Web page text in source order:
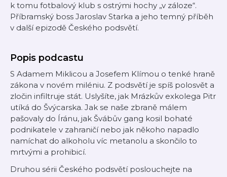
k tomu fotbalový klub s ostrými hochy „v záloze“.
Příbramský boss Jaroslav Starka a jeho temný příběh
v další epizodě Českého podsvětí.
Popis podcastu
S Adamem Miklicou a Josefem Klímou o tenké hraně
zákona v novém miléniu. Z podsvětí je spíš polosvět a
zločin infiltruje stát. Uslyšíte, jak Mrázkův exkolega Pitr
utíká do Švýcarska. Jak se naše zbraně málem
pašovaly do Íránu, jak Švábův gang kosil bohaté
podnikatele v zahraničí nebo jak někoho napadlo
namíchat do alkoholu víc metanolu a skončilo to
mrtvými a prohibicí.
Druhou sérii Českého podsvětí poslouchejte na